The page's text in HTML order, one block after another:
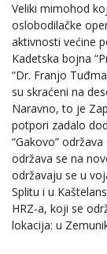
Veliki mimohod
oslobodilačke
aktivnosti većine
Kadetska bojna
“Dr. Franjo
su skraćeni na
Naravno, to je
potpori zadalo
“Gakovo”
održava se na
održavaju se u
Splitu i u
HRZ-a, koji se
lokacija: u